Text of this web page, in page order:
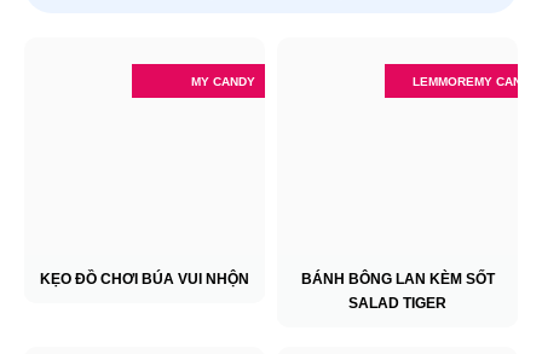
MY CANDY
KẸO ĐỒ CHƠI BÚA VUI NHỘN
LEMMOREMY CANDY
BÁNH BÔNG LAN KÈM SỐT
SALAD TIGER